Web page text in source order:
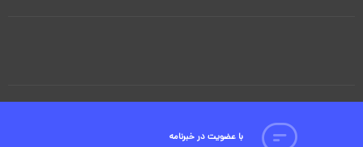
با عضویت در خبرنامه